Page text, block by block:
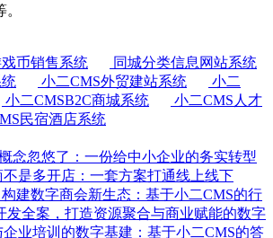
币销售系统
同城分类信息网站系统
小二CMS外贸建站系统
小二
小二CMSB2C商城系统
小二CMS人才
民宿酒店系统
念忽悠了：一份给中小企业的务实转型
是多开店：一套方案打通线上线下
构建数字商会新生态：基于小二CMS的行
发全案，打造资源聚合与商业赋能的数字
业培训的数字基建：基于小二CMS的答